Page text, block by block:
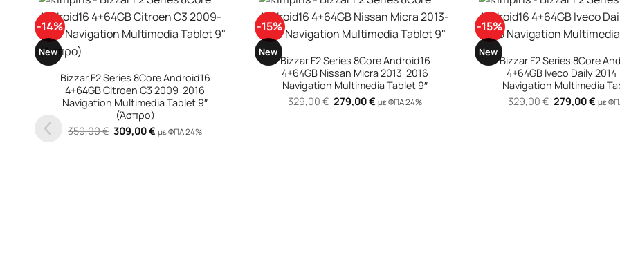
-15%
New
+
Bizzar F2 Series 8Core Android16
4+64GB Nissan Micra 2013-2016
Navigation Multimedia Tablet 9″
329,00€ Original
price
was:
329,00 €.
279,00€Η
τρέχουσα
είναι:
279,00 €.
με ΦΠΑ 24%
-15%
New
+
Bizzar F2 Series 8Core Android16
4+64GB Iveco Daily 2014-2025
Navigation Multimedia Tablet 9″
329,00€ Original
price
279,00€ Η
τρέχουσα
με ΦΠΑ 24%
-15%
New +
Bizzar F2 Series 8Core
4+64GB Subaru Forester
Navigation Multimedia